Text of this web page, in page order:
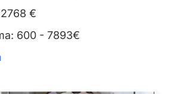
€
600 - 7893€